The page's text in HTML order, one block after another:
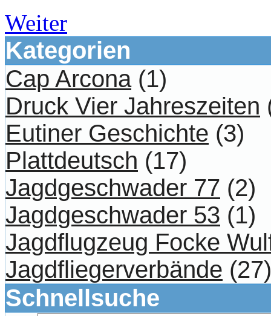
Weiter
Kategorien
Cap Arcona(1)
Druck Vier Jahreszeiten
Eutiner Geschichte (3)
Plattdeutsch (17)
Jagdgeschwader 77 (2)
Jagdgeschwader 53 (1)
Jagdflugzeug Focke
Jagdfliegerverbände (27)
Schnellsuche